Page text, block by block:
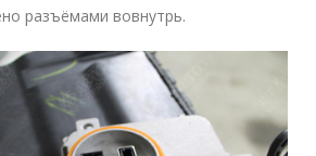
разъёмами вовнутрь.